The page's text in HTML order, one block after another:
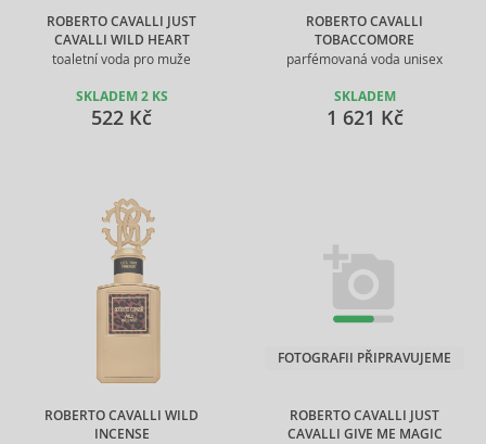
ROBERTO CAVALLI JUST
CAVALLI WILD HEART
toaletní voda pro muže
SKLADEM 2 KS
522 Kč
ROBERTO CAVALLI
TOBACCOMORE
parfémovaná voda unisex
SKLADEM
1 621 Kč
ROBERTO CAVALLI WILD
INCENSE
ROBERTO CAVALLI JUST
CAVALLI GIVE ME MAGIC
FOTOGRAFII PŘIPRAVUJEME